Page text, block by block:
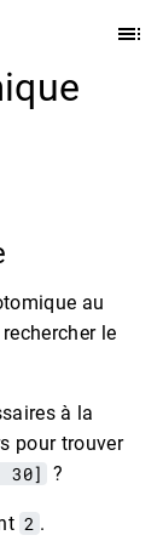
au
le
à la
pour trouver
30] ?
2 .